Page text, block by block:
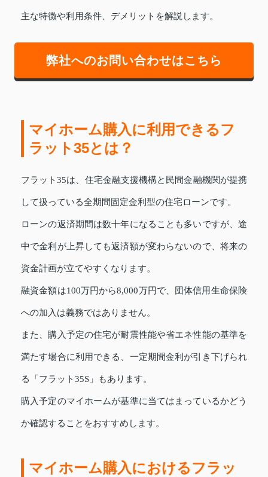
主な特徴や利用条件、デメリットを解説します。
弊社へのお問い合わせはこちら
マイホーム購入に利用できるフ
ラット35とは？
フラット35は、住宅金融支援機構と民間金融機関が提携
して扱っている全期間固定金利型の住宅ローンです。
ローンの返済期間は数十年になることも多いですが、途
中で金利が上昇しても返済額が変わらないので、将来の
資金計画が立てやすくなります。
融資金額は100万円から8,000万円で、団体信用生命保険
への加入は義務ではありません。
また、購入予定の住宅が耐震性能や省エネ性能の基準を
満たす場合に利用できる、一定期間金利が引き下げられ
る「フラット35S」もあります。
購入予定のマイホームが基準に当てはまっているかどう
か確認することをおすすめします。
マイホーム購入におけるフラッ